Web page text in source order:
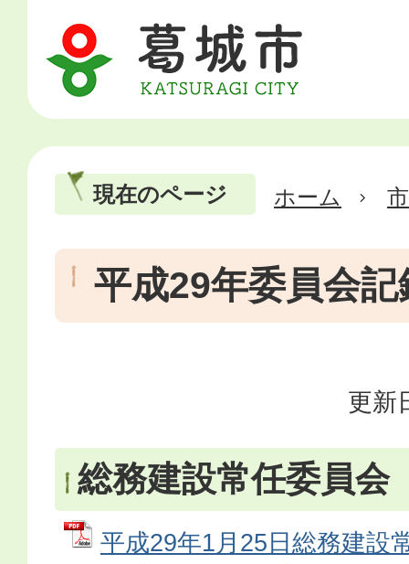
現在のページ ホーム
平成29年委員会記
更新
総務建設常任委員会
平成29年1月25日総務建設